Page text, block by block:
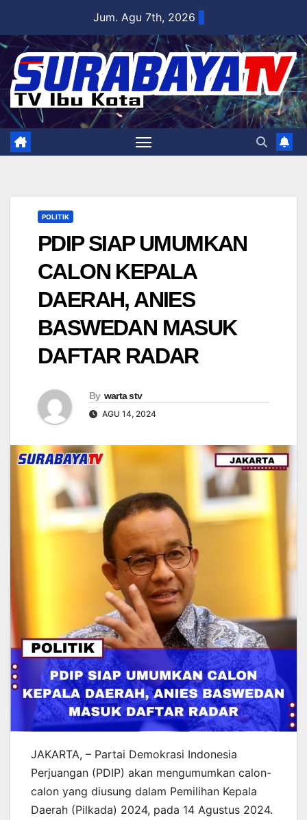
content
Jum. Agu 7th, 2026
POLITIK
PDIP SIAP UMUMKAN
CALON KEPALA
DAERAH, ANIES
BASWEDAN MASUK
DAFTAR RADAR
By warta stv
AGU 14, 2024
JAKARTA, – Partai Demokrasi Indonesia
Perjuangan (PDIP) akan mengumumkan calon-
calon yang diusung dalam Pemilihan Kepala
Daerah (Pilkada) 2024, pada 14 Agustus 2024.